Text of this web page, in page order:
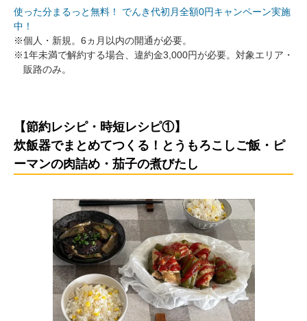
使った分まるっと無料！ でんき代初月全額0円キャンペーン実施
中！
※個人・新規。6ヵ月以内の開通が必要。
※1年未満で解約する場合、違約金3,000円が必要。対象エリア・
販路のみ。
【節約レシピ・時短レシピ①】
炊飯器でまとめてつくる！とうもろこしご飯・ピ
ーマンの肉詰め・茄子の煮びたし